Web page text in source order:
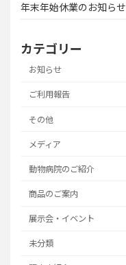
年末年始休業のお知らせ
カテゴリー
お知らせ
ご利用報告
その他
メディア
動物病院のご紹介
商品のご案内
展示会・イベント
未分類